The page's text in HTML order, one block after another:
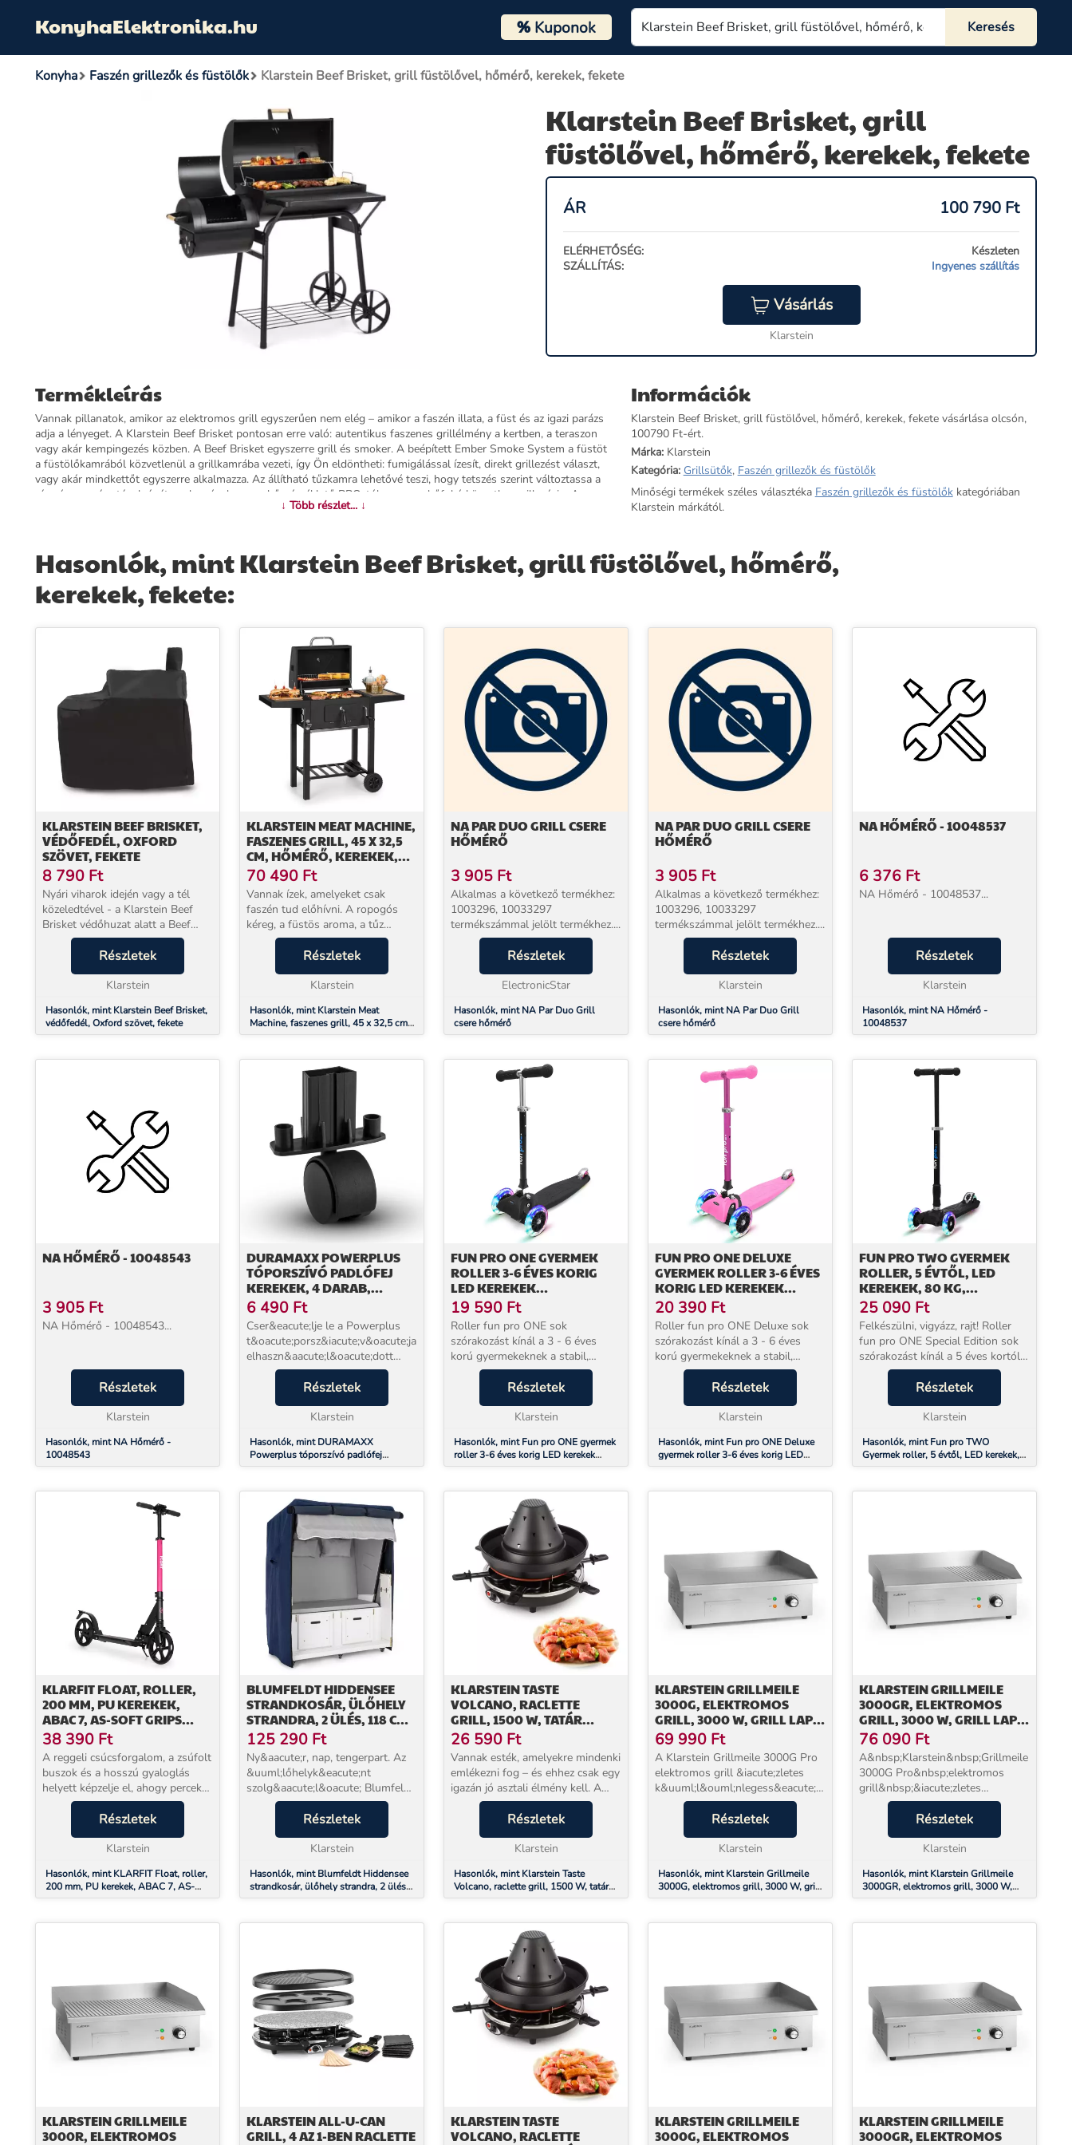
KonyhaElektronika.hu %Kuponok
Konyha Faszén grillezők és füstölők Klarstein Beef Brisket, grill füstölővel, hőmérő, kerekek, fekete
Klarstein Beef Brisket, grill
füstölővel, hőmérő, kerekek, fekete
ÁR 100 790 Ft
ELÉRHETŐSÉG:
Készleten
SZÁLLÍTÁS:
Ingyenes szállítás
Vásárlás
Klarstein
Termékleírás
Vannak pillanatok, amikor az elektromos grill egyszerűen nem elég – amikor a faszén illata, a füst és az igazi parázs
adja a lényeget. A Klarstein Beef Brisket pontosan erre való: autentikus faszenes grillélmény a kertben, a teraszon
vagy akár kempingezés közben. A Beef Brisket egyszerre grill és smoker. A beépített Ember Smoke System a füstöt
a füstölőkamrából közvetlenül a grillkamrába vezeti, így Ön eldöntheti: fumigálással ízesít, direkt grillezést választ,
vagy akár mindkettőt egyszerre alkalmazza. Az állítható tűzkamra lehetővé teszi, hogy tetszés szerint változtassa a
rács és a parázs távolságát – a lassú, alacsony hőmérsékletű BBQ-tól a magas hőfokú közvetlen grillezésig. A
fedelen és az alján elhelyezett szellőzőnyílásokkal a levegőáramlás – és ezzel a hőmérséklet – a fedél kinyitása
egyszerű – elegendő egy acélkefe. A fa fogantyúk grillezés közben is hűvösek maradnak, a rugós fedél finoman
nyílik és záródik. A kihúzható hamutálca révén a tisztítás gyors és kényelmes, szétszerelés nélkül. A két nagy kerék
segítségével a grill könnyedén tolható egyik helyről a másikra. Kerti összejövetelhez, vasárnapi családi grillezéshez
vagy baráti estéhez egyaránt tökéletes választás – a Klarstein Beef Brisket minden társaság középpontjává válik.
Beef Brisket még ma, és fedezze fel, milyen az igazi faszenes grillezés!
További információk>>
↓ Több részlet... ↓
Információk
Klarstein Beef Brisket, grill füstölővel, hőmérő, kerekek, fekete vásárlása olcsón,
100790 Ft-ért.
Márka:Klarstein
Kategória: Grillsütők, Faszén grillezők és füstölők
Minőségi termékek széles választéka Faszén grillezők és füstölőkkategóriában
Klarstein márkától.
Hasonlók, mint Klarstein Beef Brisket, grill füstölővel, hőmérő,
kerekek, fekete:
KLARSTEIN BEEF BRISKET,
VÉDŐFEDÉL, OXFORD
SZÖVET, FEKETE
8 790 Ft
Nyári viharok idején vagy a tél
közeledtével - a Klarstein Beef
Brisket védőhuzat alatt a Beef
Brisket berendezés védve lesz az
időjárás viszontagságaitól. A
Klarstein Beef Brisket védőhuzat
Részletek
Klarstein
Hasonlók, mint Klarstein Beef Brisket,
védőfedél, Oxford szövet, fekete
KLARSTEIN MEAT MACHINE,
FASZENES GRILL, 45 X 32,5
CM, HŐMÉRŐ, KEREKEK,
FEKETE
70 490 Ft
Vannak ízek, amelyeket csak
faszén tud előhívni. A ropogós
kéreg, a füstös aroma, a tűz
közvetlen heve – ezeket egyetlen
elektromos grill sem tudja
reprodukálni. A Klarstein Meat
Machine azoknak szól,...
Részletek
Klarstein
Hasonlók, mint Klarstein Meat
Machine, faszenes grill, 45 x 32,5 cm,
hőmérő, kerekek, fekete
NA PAR DUO GRILL CSERE
HŐMÉRŐ
3 905 Ft
Alkalmas a következő termékhez:
1003296, 10033297
termékszámmal jelölt termékhez....
Részletek
ElectronicStar
Hasonlók, mint NA Par Duo Grill
csere hőmérő
NA PAR DUO GRILL CSERE
HŐMÉRŐ
3 905 Ft
Alkalmas a következő termékhez:
1003296, 10033297
termékszámmal jelölt termékhez....
Részletek
Klarstein
Hasonlók, mint NA Par Duo Grill
csere hőmérő
NA HŐMÉRŐ - 10048537
6 376 Ft
NA Hőmérő - 10048537...
Részletek
Klarstein
Hasonlók, mint NA Hőmérő -
10048537
NA HŐMÉRŐ - 10048543
3 905 Ft
NA Hőmérő - 10048543...
Részletek
Klarstein
Hasonlók, mint NA Hőmérő -
10048543
DURAMAXX POWERPLUS
TÓPORSZÍVÓ PADLÓFEJ
KEREKEK, 4 DARAB,
PÓTALKATRÉSZ
6 490 Ft
Cser&eacute;lje le a Powerplus
t&oacute;porsz&iacute;v&oacute;ja
elhaszn&aacute;l&oacute;dott
padl&oacute;fej kerekeit erre
n&eacute;gy &uacute;j
ker&eacute;kre. &Iacute;gy
berendez&eacute;se &eacute;...
Részletek
Klarstein
Hasonlók, mint DURAMAXX
Powerplus tóporszívó padlófej
kerekek, 4 darab, pótalkatrész
FUN PRO ONE GYERMEK
ROLLER 3-6 ÉVES KORIG
LED KEREKEK
ÖSSZECSUKHATÓ 50 KG-IG
ÁLLÍTHATÓ MAGASSÁGÚ
19 590 Ft
Roller fun pro ONE sok
szórakozást kínál a 3 - 6 éves
korú gyermekeknek a stabil,
kétkerekű első tengelyének
köszönhetően. A kellemes
gravitációs kormányzásnak
köszönhetően a gyermek roller a
Részletek
Klarstein
Hasonlók, mint Fun pro ONE gyermek
roller 3-6 éves korig LED kerekek
összecsukható 50 kg-ig állítható
FUN PRO ONE DELUXE
GYERMEK ROLLER 3-6 ÉVES
KORIG LED KEREKEK
ÖSSZECSUKHATÓ 50 KG-IG
ÁLLÍTHATÓ MAGASSÁGÚ
20 390 Ft
Roller fun pro ONE Deluxe sok
szórakozást kínál a 3 - 6 éves
korú gyermekeknek a stabil,
kétkerekű első tengelyének
köszönhetően. A Deluxe változat
optikailag hatásos, fehér feliratos
eloxált fogant...
Részletek
Klarstein
Hasonlók, mint Fun pro ONE Deluxe
gyermek roller 3-6 éves korig LED
kerekek összecsukható 50 kg-ig
FUN PRO TWO GYERMEK
ROLLER, 5 ÉVTŐL, LED
KEREKEK, 80 KG,
ÖSSZECSUKHATÓ,
ÁLLÍTHATÓ MAGASSÁGÚ
25 090 Ft
Felkészülni, vigyázz, rajt! Roller
fun pro ONE Special Edition sok
szórakozást kínál a 5 éves kortól
gyermekeknek a stabil, kétkerekű
első tengelyének köszönhetően. A
Special Edition változat vizuáli...
Részletek
Klarstein
Hasonlók, mint Fun pro TWO
Gyermek roller, 5 évtől, LED kerekek,
80 kg, összecsukható, állítható
KLARFIT FLOAT, ROLLER,
200 MM, PU KEREKEK,
ABAC 7, AS-SOFT GRIPS
FOGANTYÚK, BÍBORVÖRÖS
38 390 Ft
A reggeli csúcsforgalom, a zsúfolt
buszok és a hosszú gyaloglás
helyett képzelje el, ahogy percek
alatt ott van, ahová tart. A
Klarstein Float e-roller pontosan
erre született: városi közlekedésre,
Részletek
Klarstein
Hasonlók, mint KLARFIT Float, roller,
200 mm, PU kerekek, ABAC 7, AS-
soft grips fogantyúk, bíborvörös
BLUMFELDT HIDDENSEE
STRANDKOSÁR, ÜLŐHELY
STRANDRA, 2 ÜLÉS, 118 CM,
VÉDŐBURKOLAT,
KEREKEK, SZÜRKE
125 290 Ft
Ny&aacute;r, nap, tengerpart. Az
&uuml;lőhelyk&eacute;nt
szolg&aacute;l&oacute; Blumfeldt
Hiddensee strandkos&aacute;r
k&ouml;zvetlen&uuml;l
otthon&aacute;ba hozza el a
strand hangulat&aacute;t. Legye...
Részletek
Klarstein
Hasonlók, mint Blumfeldt Hiddensee
strandkosár, ülőhely strandra, 2 ülés,
118 cm, védőburkolat, kerekek, szürke
KLARSTEIN TASTE
VOLCANO, RACLETTE
GRILL, 1500 W, TATÁR
GRILL, 8 SZEMÉLY
26 590 Ft
Vannak esték, amelyekre mindenki
emlékezni fog – és ehhez csak egy
igazán jó asztali élmény kell. A
Klarstein Taste Volcano raclette-
készülék 1 500 W teljesítménnyel,
valódi gránit grillfelülettel és ...
Részletek
Klarstein
Hasonlók, mint Klarstein Taste
Volcano, raclette grill, 1500 W, tatár
grill, 8 személy
KLARSTEIN GRILLMEILE
3000G, ELEKTROMOS
GRILL, 3000 W, GRILL LAP,
54,5 X 35 CM, SIMA
69 990 Ft
A Klarstein Grillmeile 3000G Pro
elektromos grill &iacute;zletes
k&uuml;l&ouml;nlegess&eacute;geket
k&iacute;n&aacute;l
k&ouml;zvetlen&uuml;l a
grillezőből - ide&aacute;lis
eszk&ouml;z mozg&oacute; b&...
Részletek
Klarstein
Hasonlók, mint Klarstein Grillmeile
3000G, elektromos grill, 3000 W, grill
lap, 54,5 x 35 cm, sima
KLARSTEIN GRILLMEILE
3000GR, ELEKTROMOS
GRILL, 3000 W, GRILL LAP,
54,5 X 35 CM, SIMA/BORDÁS
76 090 Ft
A&nbsp;Klarstein&nbsp;Grillmeile
3000G Pro&nbsp;elektromos
grill&nbsp;&iacute;zletes
k&uuml;l&ouml;nlegess&eacute;geket
k&iacute;n&aacute;l
k&ouml;zvetlen&uuml;l a
grillezőből - ide&aacute;lis
Részletek
Klarstein
Hasonlók, mint Klarstein Grillmeile
3000GR, elektromos grill, 3000 W,
grill lap, 54,5 x 35 cm, sima/bordás
KLARSTEIN GRILLMEILE
3000R, ELEKTROMOS
KLARSTEIN ALL-U-CAN
GRILL, 4 AZ 1-BEN RACLETTE
KLARSTEIN TASTE
VOLCANO, RACLETTE
KLARSTEIN GRILLMEILE
3000G, ELEKTROMOS
KLARSTEIN GRILLMEILE
3000GR, ELEKTROMOS